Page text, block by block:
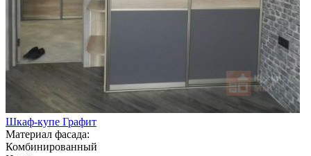
Шкаф-купе Графит
Материал фасада:
Комбинированный